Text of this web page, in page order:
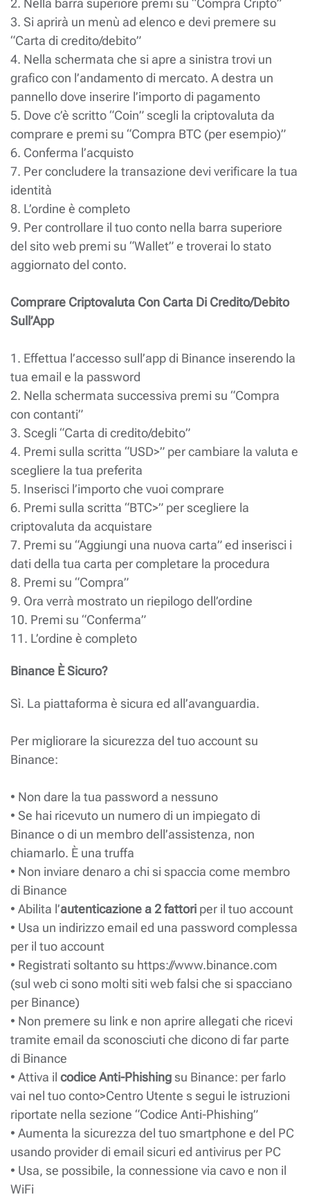
2. Nella barra superiore premi su “Compra Cripto”
3. Si aprirà un menù ad elenco e devi premere su
“Carta di credito/debito”
4. Nella schermata che si apre a sinistra trovi un
grafico con l’andamento di mercato. A destra un
pannello dove inserire l’importo di pagamento
5. Dove c’è scritto “Coin” scegli la criptovaluta da
comprare e premi su “Compra BTC (per esempio)”
6. Conferma l’acquisto
7. Per concludere la transazione devi verificare la tua
identità
8. L’ordine è completo
9. Per controllare il tuo conto nella barra superiore
del sito web premi su “Wallet” e troverai lo stato
aggiornato del conto.
Comprare Criptovaluta Con Carta Di Credito/Debito
Sull’App
1. Effettua l’accesso sull’app di Binance inserendo la
tua email e la password
2. Nella schermata successiva premi su “Compra
con contanti”
3. Scegli “Carta di credito/debito”
4. Premi sulla scritta “USD>” per cambiare la valuta e
scegliere la tua preferita
5. Inserisci l’importo che vuoi comprare
6. Premi sulla scritta “BTC>” per scegliere la
criptovaluta da acquistare
7. Premi su “Aggiungi una nuova carta” ed inserisci i
dati della tua carta per completare la procedura
8. Premi su “Compra”
9. Ora verrà mostrato un riepilogo dell’ordine
10. Premi su “Conferma”
11. L’ordine è completo
Binance È Sicuro?
Sì. La piattaforma è sicura ed all’avanguardia.
Per migliorare la sicurezza del tuo account su
Binance:
• Non dare la tua password a nessuno
• Se hai ricevuto un numero di un impiegato di
Binance o di un membro dell’assistenza, non
chiamarlo. È una truffa
• Non inviare denaro a chi si spaccia come membro
di Binance
• Abilita l’autenticazione a 2 fattori per il tuo account
• Usa un indirizzo email ed una password complessa
per il tuo account
• Registrati soltanto su https://www.binance.com
(sul web ci sono molti siti web falsi che si spacciano
per Binance)
• Non premere su link e non aprire allegati che ricevi
tramite email da sconosciuti che dicono di far parte
di Binance
• Attiva il codice Anti-Phishingsu Binance: per farlo
vai nel tuo conto>Centro Utente s segui le istruzioni
riportate nella sezione “Codice Anti-Phishing”
• Aumenta la sicurezza del tuo smartphone e del PC
usando provider di email sicuri ed antivirus per PC
• Usa, se possibile, la connessione via cavo e non il
WiFi